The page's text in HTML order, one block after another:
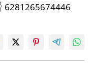
6281265674446